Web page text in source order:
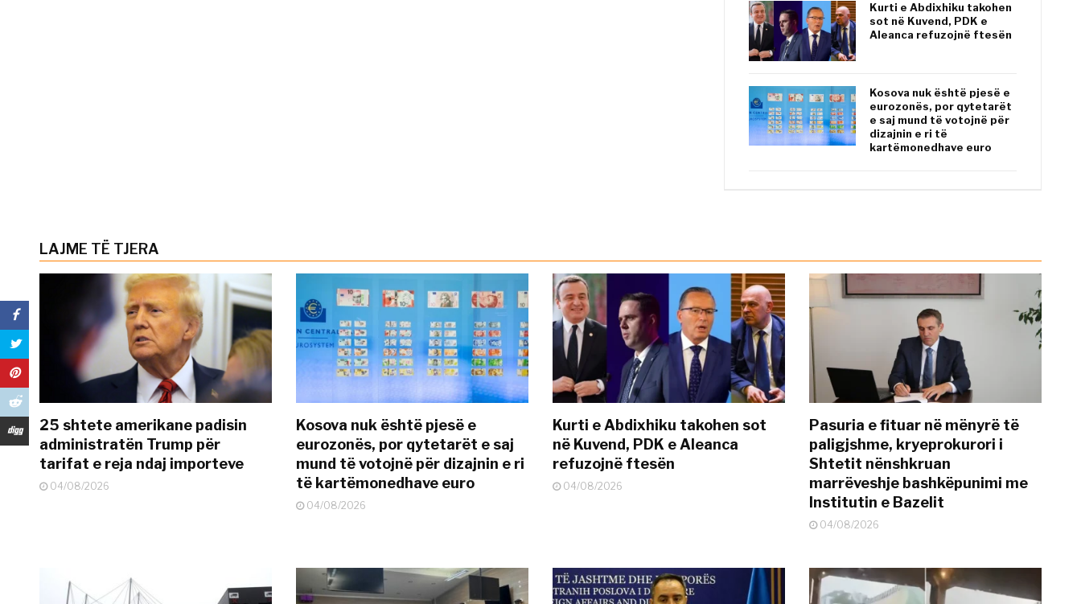
Kurti e Abdixhiku takohen
sot në Kuvend, PDK e
Aleanca refuzojnë ftesën
Kosova nuk është pjesë e
eurozonës, por qytetarët
e saj mund të votojnë për
dizajnin e ri të
kartëmonedhave euro
LAJME TË TJERA
25 shtete amerikane padisin
administratën Trump për
tarifat e reja ndaj importeve
04/08/2026
Kosova nuk është pjesë e
eurozonës, por qytetarët e saj
mund të votojnë për dizajnin e ri
të kartëmonedhave euro
04/08/2026
Kurti e Abdixhiku takohen sot
në Kuvend, PDK e Aleanca
refuzojnë ftesën
04/08/2026
Pasuria e fituar në mënyrë të
paligjshme, kryeprokurori i
Shtetit nënshkruan
marrëveshje bashkëpunimi me
Institutin e Bazelit
04/08/2026